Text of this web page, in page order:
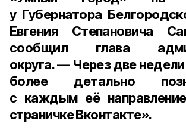
у Губернатора
Евгения Степановича
сообщил глава
округа. — Через две
более детально
с каждым её
страничке Вконтакте».